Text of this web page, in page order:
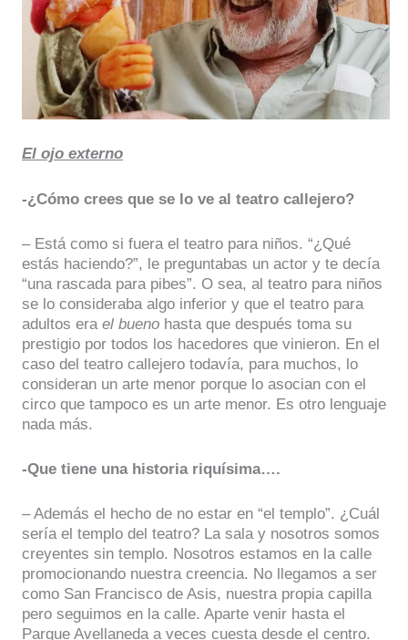
El ojo externo
-¿Cómo crees que se lo ve al teatro callejero?
– Está como si fuera el teatro para niños. “¿Qué
estás haciendo?”, le preguntabas un actor y te decía
“una rascada para pibes”. O sea, al teatro para niños
se lo consideraba algo inferior y que el teatro para
adultos era el bueno hasta que después toma su
prestigio por todos los hacedores que vinieron. En el
caso del teatro callejero todavía, para muchos, lo
consideran un arte menor porque lo asocian con el
circo que tampoco es un arte menor. Es otro lenguaje
nada más.
-Que tiene una historia riquísima….
– Además el hecho de no estar en “el templo”. ¿Cuál
sería el templo del teatro? La sala y nosotros somos
creyentes sin templo. Nosotros estamos en la calle
promocionando nuestra creencia. No llegamos a ser
como San Francisco de Asis, nuestra propia capilla
pero seguimos en la calle. Aparte venir hasta el
Parque Avellaneda a veces cuesta desde el centro.